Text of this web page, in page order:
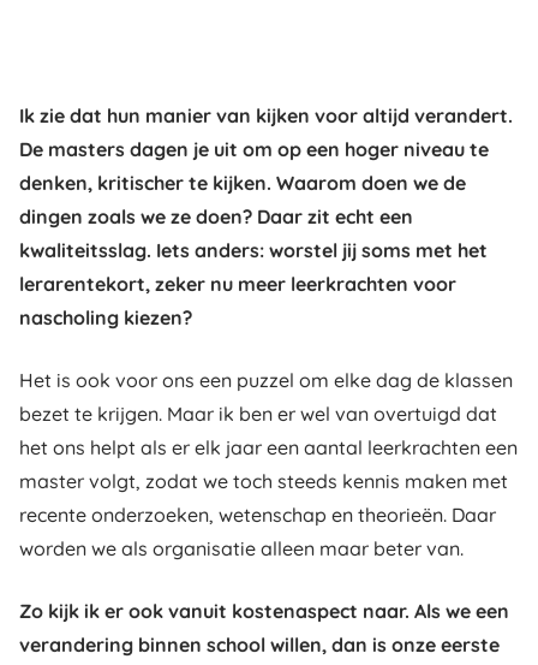
Ik zie dat hun manier van kijken voor altijd verandert.
De masters dagen je uit om op een hoger niveau te
denken, kritischer te kijken. Waarom doen we de
dingen zoals we ze doen? Daar zit echt een
kwaliteitsslag. Iets anders: worstel jij soms met het
lerarentekort, zeker nu meer leerkrachten voor
nascholing kiezen?
Het is ook voor ons een puzzel om elke dag de klassen
bezet te krijgen. Maar ik ben er wel van overtuigd dat
het ons helpt als er elk jaar een aantal leerkrachten een
master volgt, zodat we toch steeds kennis maken met
recente onderzoeken, wetenschap en theorieën. Daar
worden we als organisatie alleen maar beter van.
Zo kijk ik er ook vanuit kostenaspect naar. Als we een
verandering binnen school willen, dan is onze eerste